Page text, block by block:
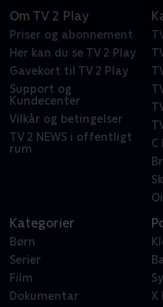
Om TV 2 Play
Priser og abonnement
Her kan du se TV 2 Play
Gavekort til TV 2 Play
Support og
Kundecenter
Vilkår og betingelser
TV 2 NEWS i offentligt
rum
C
Kategorier
Børn
Serier
Film
Dokumentar
X